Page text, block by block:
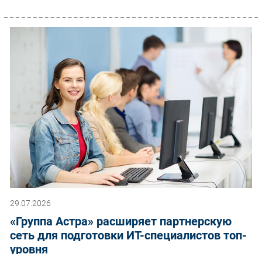
29.07.2026
«Группа Астра» расширяет партнерскую
сеть для подготовки ИТ-специалистов топ-
уровня